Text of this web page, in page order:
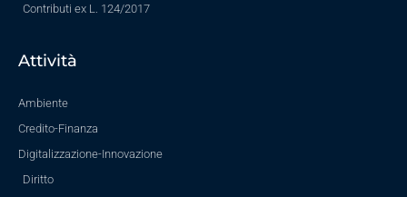
Contributi ex L. 124/2017
Attività
Ambiente
Credito-Finanza
Digitalizzazione-Innovazione
Diritto